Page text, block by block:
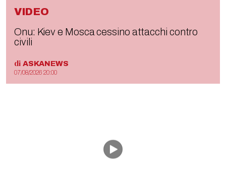
VIDEO
Onu: Kiev e Mosca cessino attacchi contro
civili
di ASKANEWS
07/08/2026 20:00